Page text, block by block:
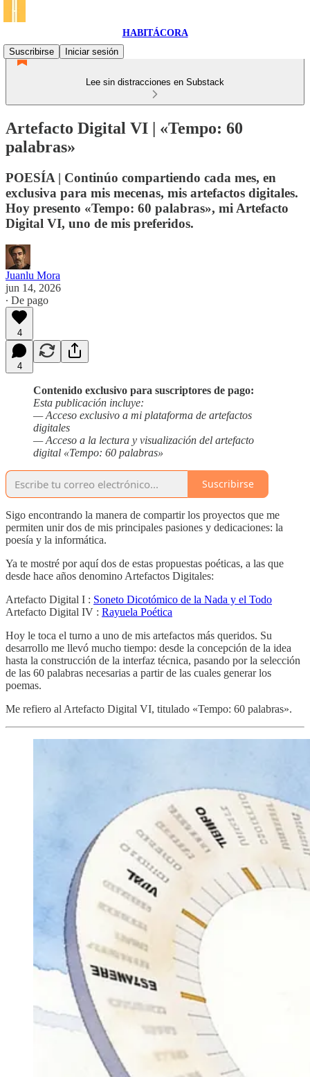
HABITÁCORA
Suscribirse
Iniciar sesión
Lee sin distracciones en Substack
Artefacto Digital VI | «Tempo: 60
palabras»
POESÍA | Continúo compartiendo cada mes, en
exclusiva para mis mecenas, mis artefactos digitales.
Hoy presento «Tempo: 60 palabras», mi Artefacto
Digital VI, uno de mis preferidos.
Juanlu Mora
jun 14, 2026
∙ De pago
4
4
Contenido exclusivo para suscriptores de pago:
Esta publicación incluye:
— Acceso exclusivo a mi plataforma de artefactos
digitales
— Acceso a la lectura y visualización del artefacto
digital «Tempo: 60 palabras»
Suscribirse
Sigo encontrando la manera de compartir los proyectos que me
permiten unir dos de mis principales pasiones y dedicaciones: la
poesía y la informática.
Ya te mostré por aquí dos de estas propuestas poéticas, a las que
desde hace años denomino Artefactos Digitales:
Artefacto Digital I : Soneto Dicotómico de la Nada y el Todo
Artefacto Digital IV : Rayuela Poética
Hoy le toca el turno a uno de mis artefactos más queridos. Su
desarrollo me llevó mucho tiempo: desde la concepción de la idea
hasta la construcción de la interfaz técnica, pasando por la selección
de las 60 palabras necesarias a partir de las cuales generar los
poemas.
Me refiero al Artefacto Digital VI, titulado «Tempo: 60 palabras».